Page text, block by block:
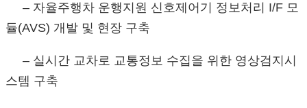
– 자율주행차 운행지원 신호제어기 정보처리 I/F 모
듈(AVS) 개발 및 현장 구축
– 실시간 교차로 교통정보 수집을 위한 영상검지시
스템 구축